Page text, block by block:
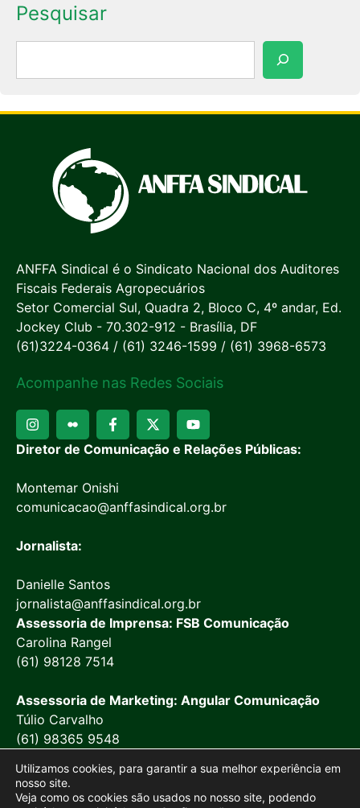
Pesquisar
ANFFA Sindical é o Sindicato Nacional dos Auditores
Fiscais Federais Agropecuários
Setor Comercial Sul, Quadra 2, Bloco C, 4º andar, Ed.
Jockey Club - 70.302-912 - Brasília, DF
(61)3224-0364 / (61) 3246-1599 / (61) 3968-6573
Acompanhe nas Redes Sociais
Diretor de Comunicação e Relações Públicas:
Montemar Onishi
comunicacao@anffasindical.org.br
Jornalista:
Danielle Santos
jornalista@anffasindical.org.br
Assessoria de Imprensa: FSB Comunicação
Carolina Rangel
(61) 98128 7514
Assessoria de Marketing: Angular Comunicação
Túlio Carvalho
(61) 98365 9548
Utilizamos cookies, para garantir a sua melhor experiência em
nosso site.
Veja como os cookies são usados no nosso site, podendo